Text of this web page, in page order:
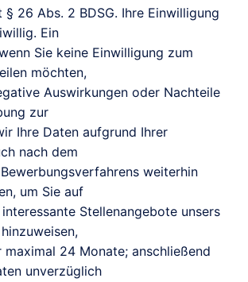
26 Abs. 2 BDSG. Ihre Einwilligung
Ein
Sie keine Einwilligung zum
möchten,
Auswirkungen oder Nachteile
zur
Ihre Daten aufgrund Ihrer
nach dem
weiterhin
um Sie auf
Stellenangebote unsers
24 Monate; anschließend
unverzüglich